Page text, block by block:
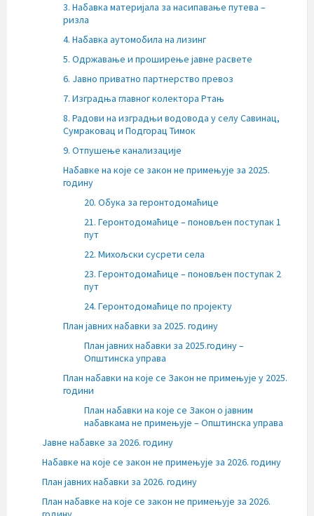
3. Набавка материјала за насипавање путева –
ризла
4. Набавка аутомобила на лизинг
5. Одржавање и проширење јавне расвете
6. Јавно приватно партнерство превоз
7. Изградња главног колектора Ртањ
8. Радови на изградњи водовода у селу Савинац,
Сумраковац и Подгорац Тимок
9. Отпушење канализације
Набавке на које се закон не примењује за 2025.
годину
20. Обука за геронтодомаћице
21. Геронтодомаћице – поновљен поступак 1
пут
22. Михољски сусрети села
23. Геронтодомаћице – поновљен поступак 2
пут
24. Геронтодомаћице по пројекту
План јавних набавки за 2025. годину
План јавних набавки за 2025.годину –
Општинска управа
План набавки на које се Закон не примењује у 2025.
години
План набавки на које се Закон о јавним
набавкама не примењује – Општинска управа
Јавне набавке за 2026. годину
Набавке на које се закон не примењује за 2026. годину
План јавних набавки за 2026. годину
План набавке на које се закон не примењује за 2026.